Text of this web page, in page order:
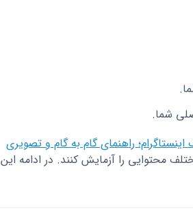
شما.
راهنمای گام به گام و تصویری
محتوایی را آزمایش کنند. در ادامه این